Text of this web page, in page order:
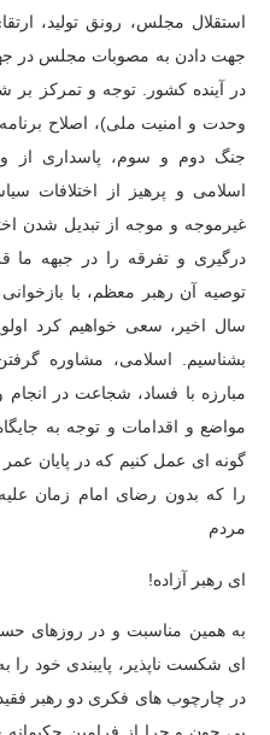
استقلال مجلس، رونق تولید،
جهت دادن به مصوبات مجلس در جهت
در آینده کشور. توجه و تمرکز بر
وحدت و امنیت ملی)، اصلاح
جنگ دوم و سوم، پاسداری از
اسلامی و پرهیز از اختلافات
غیرموجه و موجه از تبدیل شدن
درگیری و تفرقه را در جبهه ما
توصیه آن رهبر معظم، با
سال اخیر، سعی خواهیم کرد
بشناسیم. اسلامی، مشاوره
مبارزه با فساد، شجاعت در انجام
مواضع و اقدامات و توجه به
گونه ای عمل کنیم که در پایان
را که بدون رضای امام زمان
مردم
ای رهبر آزاده!
به همین مناسبت و در روزهای
ای شکست ناپذیر، پایبندی خود را
در چارچوب های فکری دو رهبر